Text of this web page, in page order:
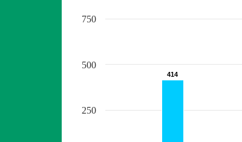
414
414
250
500
750